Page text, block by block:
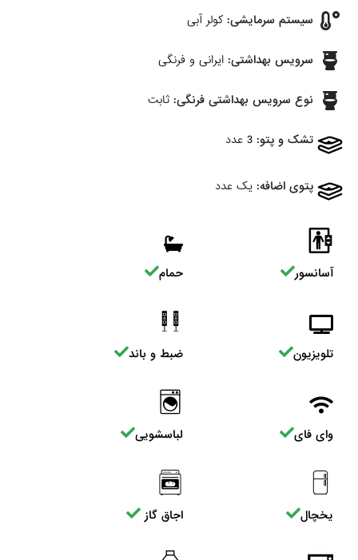
سیستم سرمایشی: کولر آبی
سرویس بهداشتی: ایرانی و فرنگی
نوع سرویس بهداشتی فرنگی: ثابت
تشک و پتو: 3 عدد
پتوی اضافه: یک عدد
آسانسور حمام
تلویزیون ضبط و باند
وای فای لباسشویی
یخچال اجاق گاز